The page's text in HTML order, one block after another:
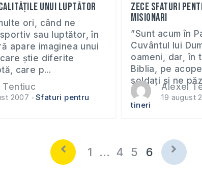
unui luptător
ori, când ne
sau luptător, în
apare imaginea unui
știe diferite
care p...
Tentiuc
2007 Sfaturi pentru
Zece sfaturi
misionari
”Sunt acum în
Cuvântul lui
oameni, dar, în
Biblia, pe
soldați și ne
Alexei
19 august
tineri
1 … 4 5 6